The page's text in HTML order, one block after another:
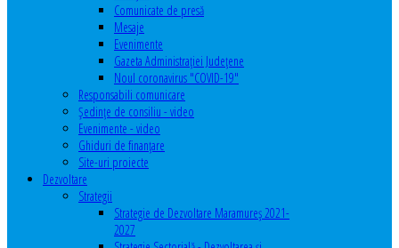
Comunicate de presă
Mesaje
Evenimente
Gazeta Administraţiei Judeţene
Noul coronavirus "COVID-19"
Responsabili comunicare
Şedinţe de consiliu - video
Evenimente - video
Ghiduri de finanţare
Site-uri proiecte
Dezvoltare
Strategii
Strategie de Dezvoltare Maramureș 2021-
2027